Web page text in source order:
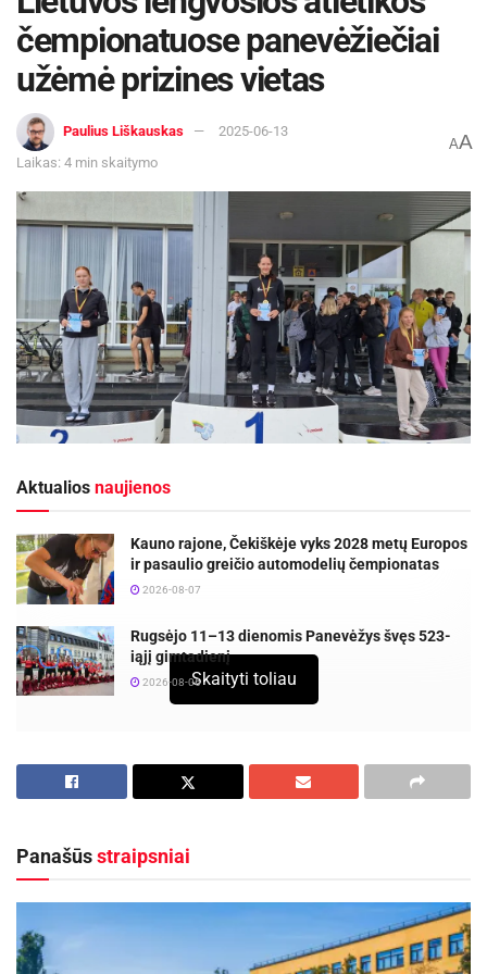
čempionatuose panevėžiečiai
užėmė prizines vietas
Paulius Liškauskas
2025-06-13
Laikas: 4 min skaitymo
AA
Aktualios naujienos
Kauno rajone, Čekiškėje vyks 2028 metų Europos
ir pasaulio greičio automodelių čempionatas
2026-08-07
Rugsėjo 11–13 dienomis Panevėžys švęs 523-
iąjį gimtadienį
2026-08-06
jaunių lengvosios atletikos čempionatai,
ir gausus būrys Panevėžio sporto centro
ugdytinių.
Jaunučių amžiaus grupės rezultatai
Skaityti toliau
Panašūsstraipsniai